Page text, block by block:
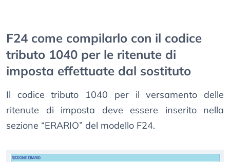
F24 come compilarlo con il codice
tributo 1040 per le ritenute di
imposta effettuate dal sostituto
Il codice tributo 1040 per il versamento delle
ritenute di imposta deve essere inserito nella
sezione “ERARIO” del modello F24.